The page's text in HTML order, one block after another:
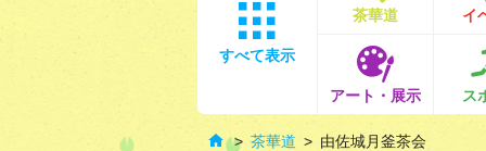
すべて表示
茶華道 イ
アート・展示 ス
茶華道 由佐城月釜茶会